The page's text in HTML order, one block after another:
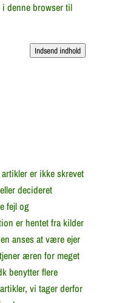
denne browser til
Indsend indhold
er ikke skrevet
decideret
fejl og
er hentet fra kilder
anses at være ejer
æren for meget
benytter flere
vi tager derfor